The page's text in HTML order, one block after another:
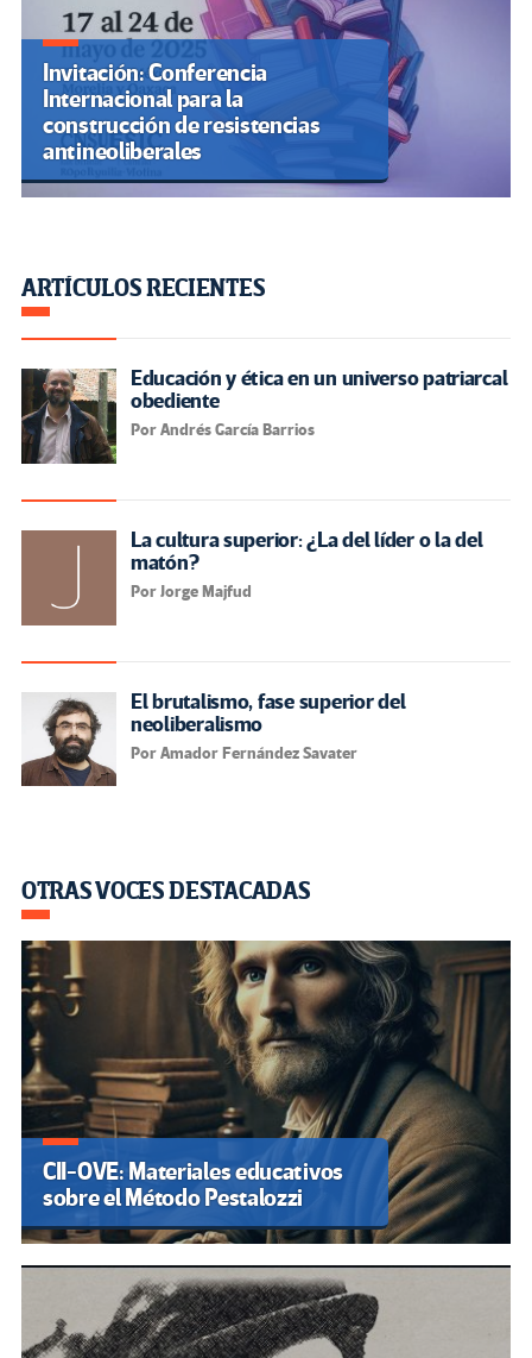
Invitación: Conferencia
Internacional para la
construcción de resistencias
antineoliberales
ARTÍCULOS RECIENTES
Educación y ética en un universo patriarcal
obediente
Por Andrés García Barrios
La cultura superior: ¿La del líder o la del
matón?
Por Jorge Majfud
El brutalismo, fase superior del
neoliberalismo
Por Amador Fernández Savater
OTRAS VOCES DESTACADAS
CII-OVE: Materiales educativos
sobre el Método Pestalozzi